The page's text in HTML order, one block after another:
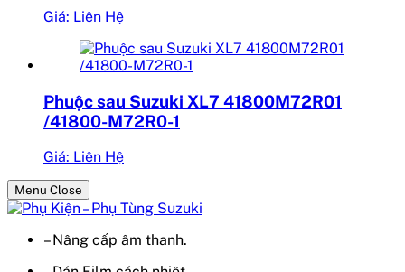
Giá: Liên Hệ
Phuộc sau Suzuki XL7 41800M72R01
/41800-M72R0-1
Giá: Liên Hệ
Menu Close
– Nâng cấp âm thanh.